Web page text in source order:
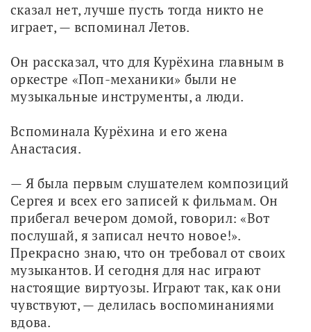
сказал нет, лучше пусть тогда никто не
играет, — вспоминал Летов.
Он рассказал, что для Курёхина главным в
оркестре «Поп-механики» были не
музыкальные инструменты, а люди.
Вспоминала Курёхина и его жена
Анастасия.
— Я была первым слушателем композиций
Сергея и всех его записей к фильмам. Он
прибегал вечером домой, говорил: «Вот
послушай, я записал нечто новое!».
Прекрасно знаю, что он требовал от своих
музыкантов. И сегодня для нас играют
настоящие виртуозы. Играют так, как они
чувствуют, — делилась воспоминаниями
вдова.